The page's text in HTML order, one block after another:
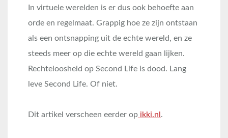
In virtuele werelden is er dus ook behoefte aan
orde en regelmaat. Grappig hoe ze zijn ontstaan
als een ontsnapping uit de echte wereld, en ze
steeds meer op die echte wereld gaan lijken.
Rechteloosheid op Second Life is dood. Lang
leve Second Life. Of niet.
Dit artikel verscheen eerder op ikki.nl .